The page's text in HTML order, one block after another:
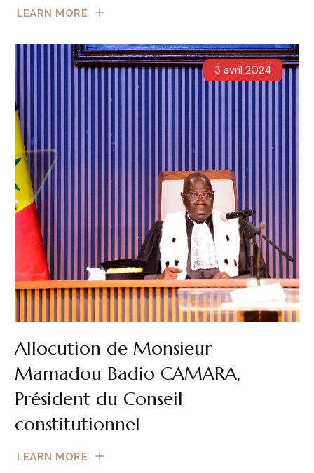
LEARN MORE
3 avril 2024
Allocution de Monsieur
Mamadou Badio CAMARA,
Président du Conseil
constitutionnel
LEARN MORE